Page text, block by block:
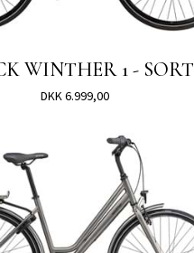
WINTHER 1 - SORT
DKK 6.999,00